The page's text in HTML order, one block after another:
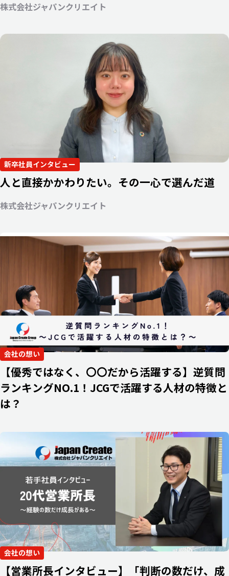
株式会社ジャパンクリエイト
新卒社員インタビュー
人と直接かかわりたい。その一心で選んだ道
株式会社ジャパンクリエイト
会社の想い
【優秀ではなく、〇〇だから活躍する】逆質問
ランキングNO.1！JCGで活躍する人材の特徴と
は？
会社の想い
【営業所長インタビュー】「判断の数だけ、成